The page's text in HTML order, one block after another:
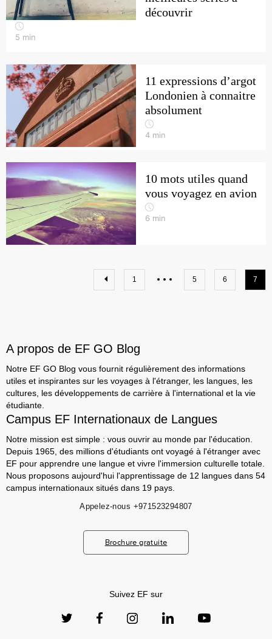
découvrir
5 min
11 expressions d’argot
Londonien à connaitre
absolument
4 min
10 mots utiles quand
vous voyagez en avion
6 min
1 5 6 7
A propos de EF GO Blog
Notre EF GO Blog vous fournit régulièrement des informations
utiles et inspirantes sur les voyages à l'étranger, les langues, les
cultures, les développements de carrière à l'international et la vie
étudiante.
Campus EF Internationaux de Langues
Notre mission est simple : vous ouvrir au monde par l'éducation.
Depuis 1965, des millions d'étudiants ont voyagé à l'étranger avec
EF pour apprendre une langue et vivre l'immersion culturelle totale.
Nous proposons aujourd'hui l'apprentissage de 12 langues dans 54
campus internationaux situés dans 19 pays.
Appelez-nous +971523294807
Brochure gratuite
Suivez EF sur